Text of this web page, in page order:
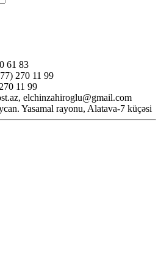
61 83
270 11 99
11 99
, elchinzahiroglu@gmail.com
Yasamal rayonu, Alatava-7 küçəsi